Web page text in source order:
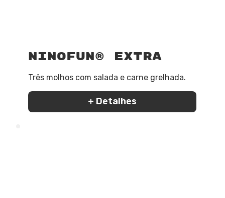
NinoFun® Extra
Três molhos com salada e carne grelhada.
+ Detalhes